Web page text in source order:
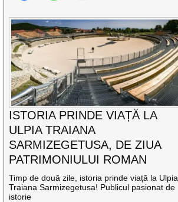
ISTORIA PRINDE VIAȚĂ LA
ULPIA TRAIANA
SARMIZEGETUSA, DE ZIUA
PATRIMONIULUI ROMAN
Timp de două zile, istoria prinde viață la Ulpia
Traiana Sarmizegetusa! Publicul pasionat de
istorie